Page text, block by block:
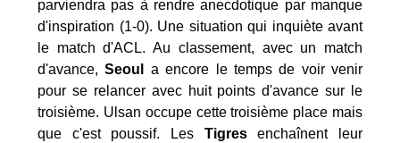
parviendra pas à rendre anecdotique par manque
d'inspiration (1-0). Une situation qui inquiète avant
le match d'ACL. Au classement, avec un match
d'avance,Seoul
a encore le temps de voir venir
pour se relancer avec huit points d'avance sur le
troisième. Ulsan occupe cette troisième place mais
que c'est poussif. Les Tigresenchaînent leur